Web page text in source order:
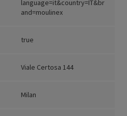
language=it&country=IT&br
and=moulinex
true
Viale Certosa 144
Milan